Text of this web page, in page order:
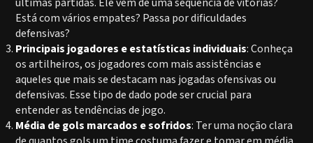
Está com vários empates? Passa por dificuldades
defensivas?
Principais jogadores e estatísticas individuais: Conheça
os artilheiros, os jogadores com mais assistências e
aqueles que mais se destacam nas jogadas ofensivas ou
defensivas. Esse tipo de dado pode ser crucial para
entender as tendências de jogo.
Média de gols marcados e sofridos: Ter uma noção clara